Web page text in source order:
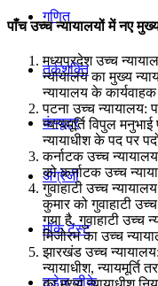
गणित
तर्कशक्ति
कंप्यूटर
अंग्रेजी
मॉक टेस्ट
टुडेज जीके
पाँच उच्च न्यायालयों में नए
मध्यप्रदेश उच्च
न्यायालय का मुख्य
न्यायालय के
पटना उच्च न्यायालय:
न्यायमूर्ति विपुल
न्यायाधीश के पद पर
कर्नाटक उच्च
को कर्नाटक उच्च
गुवाहाटी उच्च
कुमार को गुवाहाटी
गया है. गुवाहाटी
मिजोरम का उच्च
झारखंड उच्च
न्यायाधीश,